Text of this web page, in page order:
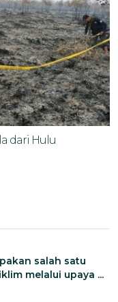
dari Hulu
salah satu
melalui upaya ...